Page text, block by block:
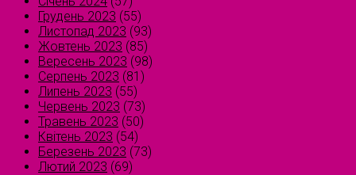
Грудень 2023 (55)
Листопад 2023 (93)
Жовтень 2023 (85)
Вересень 2023 (98)
Серпень 2023 (81)
Липень 2023 (55)
Червень 2023 (73)
Травень 2023 (50)
Квітень 2023 (54)
Березень 2023 (73)
Лютий 2023 (69)